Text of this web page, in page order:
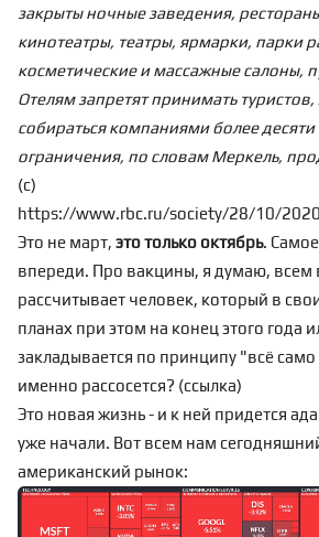
закрыты ночные заведения,
кинотеатры, театры, ярмарки, парки
косметические и массажные салоны,
Отелям запретят принимать
собираться компаниями более
ограничения, по словам Меркель,
(с)
https://www.rbc.ru/society/28/10/
Это не март, это только октябрь.
впереди. Про вакцины, я думаю, всем
рассчитывает человек, который в
планах при этом на конец этого года
закладывается по принципу "всё само
именно рассосется? (ссылка)
Это новая жизнь - и к ней придется
уже начали. Вот всем нам
американский рынок: